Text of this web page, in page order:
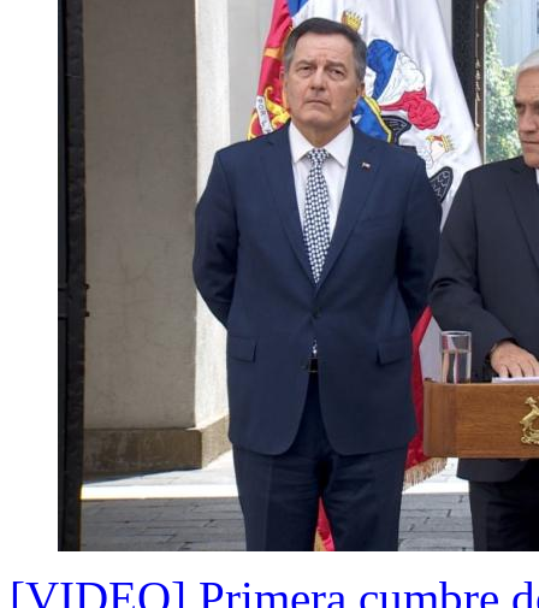
[VIDEO] Primera cumbre